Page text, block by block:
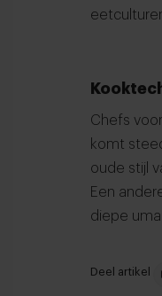
Chefs
komt
oude stijl
Een
diepe
Deel artikel